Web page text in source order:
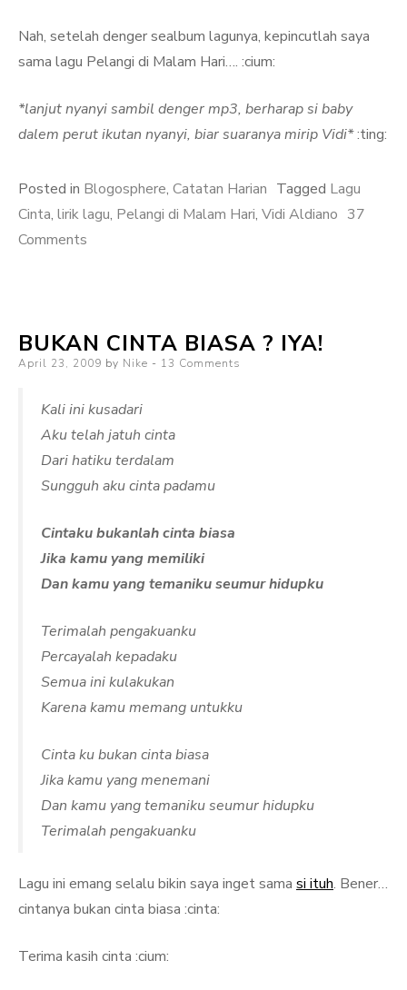
Nah, setelah denger sealbum lagunya, kepincutlah saya
sama lagu Pelangi di Malam Hari…. :cium:
*lanjut nyanyi sambil denger mp3, berharap si baby
dalem perut ikutan nyanyi, biar suaranya mirip Vidi*:ting:
Posted in Blogosphere, Catatan Harian Tagged Lagu
Cinta, lirik lagu, Pelangi di Malam Hari, Vidi Aldiano 37
Comments
Hari
–
Aldiano
BUKAN CINTA BIASA ? IYA!
Posted
April 23, 2009 by Nike 13 Comments
Kali ini kusadari
Aku telah jatuh cinta
Dari hatiku terdalam
Sungguh aku cinta padamu
Cintaku bukanlah cinta biasa
Jika kamu yang memiliki
Dan kamu yang temaniku seumur hidupku
Terimalah pengakuanku
Percayalah kepadaku
Semua ini kulakukan
Karena kamu memang untukku
Cinta ku bukan cinta biasa
Jika kamu yang menemani
Dan kamu yang temaniku seumur hidupku
Terimalah pengakuanku
Lagu ini emang selalu bikin saya inget sama si ituh. Bener…
cintanya bukan cinta biasa :cinta:
Terima kasih cinta :cium: